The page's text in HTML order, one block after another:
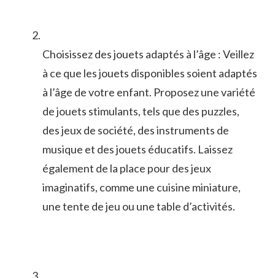
Choisissez des‍ jouets adaptés à l’âge : ‍Veillez
à ce ⁢que les‌ jouets⁣ disponibles soient adaptés
à l’âge de‌ votre enfant. Proposez une⁢ variété
de ⁢jouets stimulants, tels que des puzzles,
⁢des ‍jeux de société,‍ des instruments de⁢
musique et des ⁣jouets ⁢éducatifs. ​Laissez
également ⁣de la place pour des jeux
imaginatifs, comme une cuisine miniature,
‌une tente‌ de jeu ou ⁢une table d’activités.